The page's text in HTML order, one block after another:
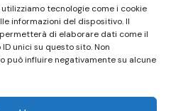
tecnologie come i cookie
informazioni del dispositivo. Il
di elaborare dati come il
unici su questo sito. Non
può influire negativamente su alcune
Piscina esterna! Il tuo relax